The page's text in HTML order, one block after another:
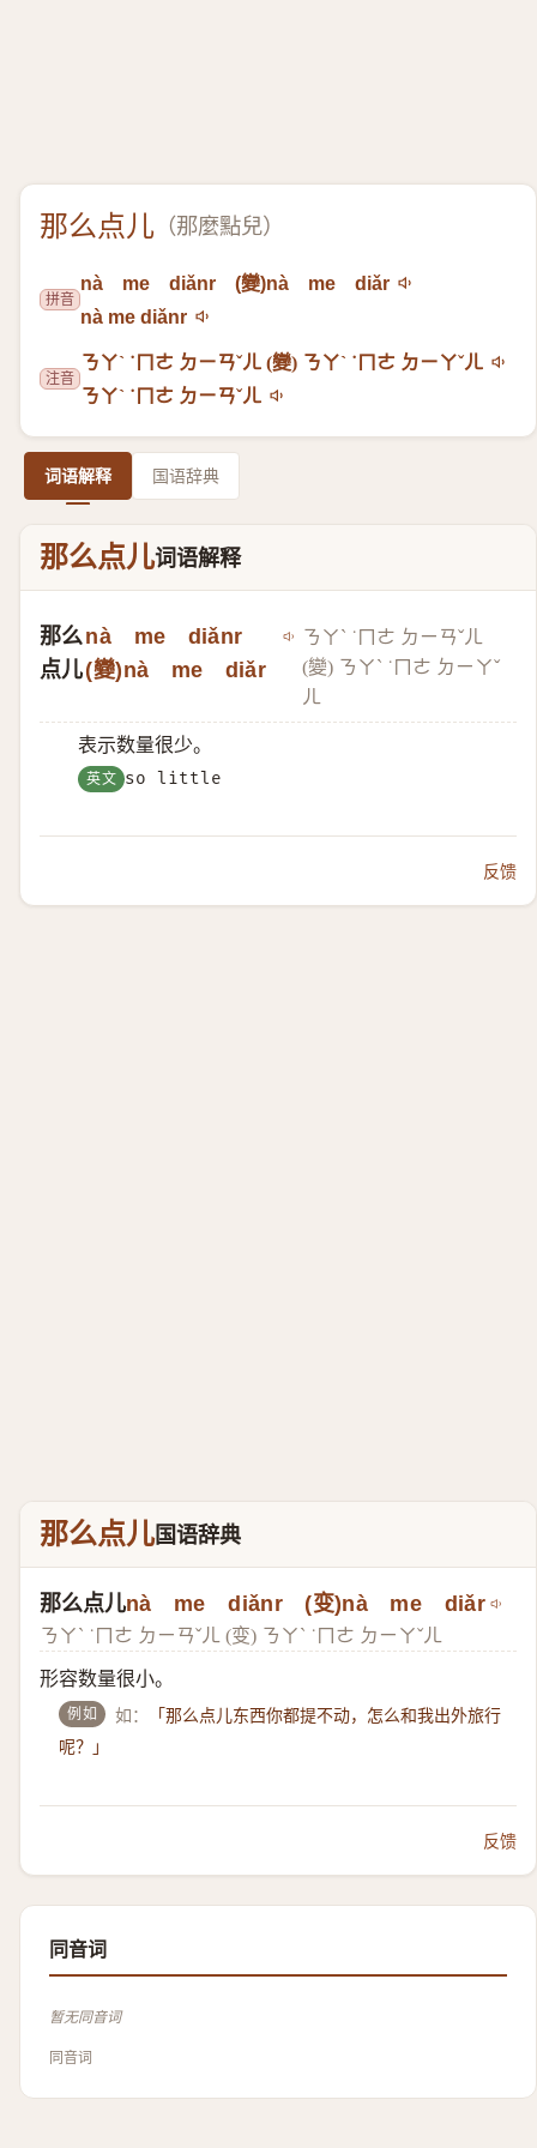
那么点儿 （那麼點兒）
拼音
nà me diǎnr (變)​nà me diǎr
nà me diǎnr
注音
ㄋㄚˋ ˙ㄇㄜ ㄉㄧㄢˇㄦ (變)​ ㄋㄚˋ ˙ㄇㄜ ㄉㄧㄚˇㄦ
ㄋㄚˋ ˙ㄇㄜ ㄉㄧㄢˇㄦ
词语解释 国语辞典
那么点儿词语解释
那么
点儿
nà me diǎnr
(變)​nà me diǎr
ㄋㄚˋ ˙ㄇㄜ ㄉㄧㄢˇㄦ
(變)​ ㄋㄚˋ ˙ㄇㄜ ㄉㄧㄚˇ
ㄦ
表示数量很少。
英文 so little
反馈
那么点儿国语辞典
那么点儿nà me diǎnr (变)​nà me diǎr
ㄋㄚˋ ˙ㄇㄜ ㄉㄧㄢˇㄦ (变)​ ㄋㄚˋ ˙ㄇㄜ ㄉㄧㄚˇㄦ
形容数量很小。
例如 如：
「那么点儿东西你都提不动，怎么和我出外旅行
呢？」
反馈
同音词
暂无同音词
同音词